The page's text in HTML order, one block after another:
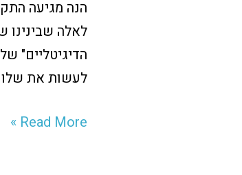
לאלה שבינינו
לעשות את שלו
המוצרים
בעמודי
קטגוריה
Read More »